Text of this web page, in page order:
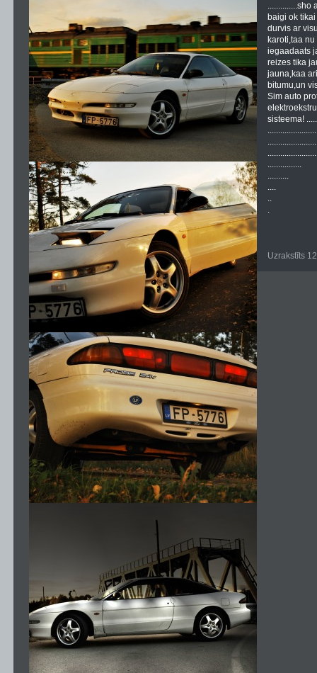
baigi ok
durvis ar
karoti,taa
iegaadaats
reizes tika
jauna,kaa
bitumu,un
Sim auto
sisteema!
................
..........
....
..
.
Uzrakstīts